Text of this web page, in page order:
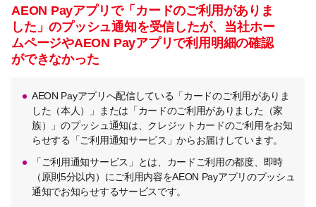
AEON Payアプリで「カードのご利用がありま
した」のプッシュ通知を受信したが、当社ホー
ムページやAEON Payアプリで利用明細の確認
ができなかった
AEON Payアプリへ配信している「カードのご利用がありま
した（本人）」または「カードのご利用がありました（家
族）」のプッシュ通知は、クレジットカードのご利用をお知
らせする「ご利用通知サービス」からお届けしています。
「ご利用通知サービス」とは、カードご利用の都度、即時
（原則5分以内）にご利用内容をAEON Payアプリのプッシュ
通知でお知らせするサービスです。